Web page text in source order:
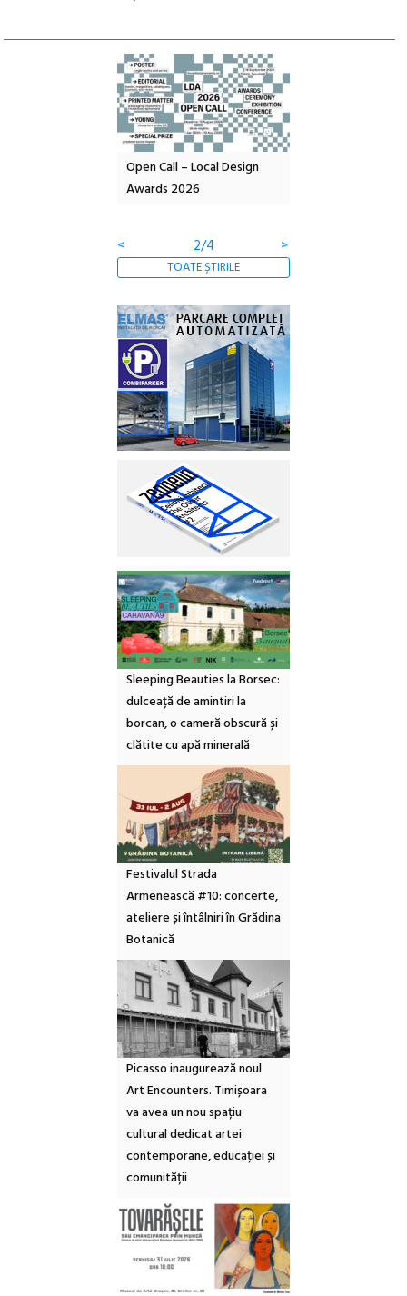
Open Call – Local Design
Awards 2026
<
2/4 >
TOATE ȘTIRILE
Sleeping Beauties la Borsec:
dulceață de amintiri la
borcan, o cameră obscură și
clătite cu apă minerală
Festivalul Strada
Armenească #10: concerte,
ateliere și întâlniri în Grădina
Botanică
Picasso inaugurează noul
Art Encounters. Timișoara
va avea un nou spațiu
cultural dedicat artei
contemporane, educației și
comunității